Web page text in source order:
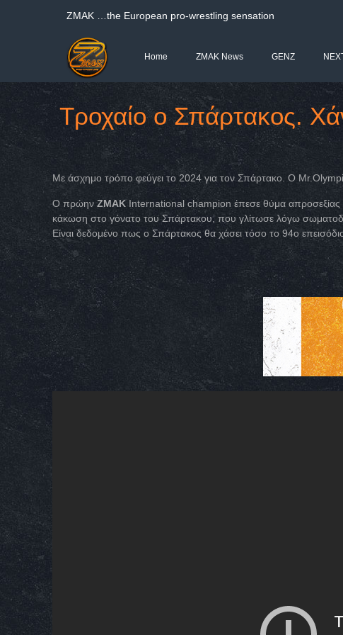
ΖΜΑΚ …the European pro-wrestling sensation
Home ZMAK News GENZ
Τροχαίο ο Σπάρτακος.
Με άσχημο τρόπο φεύγει το 2024 για τον Σπάρτακο. Ο
Ο πρώην ZMAKInternational champion έπεσε θύμα
κάκωση στο γόνατο του Σπάρτακου, που γλίτωσε λόγω
Είναι δεδομένο πως ο Σπάρτακος θα χάσει τόσο το 94ο